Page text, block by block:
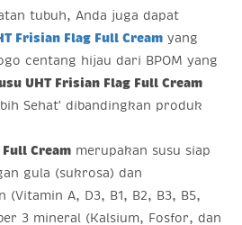
tubuh, Anda juga dapat
Frisian Flag Full Cream yang
centang hijau dari BPOM yang
UHT Frisian Flag Full Cream
Sehat' dibandingkan produk
Full Cream merupakan susu siap
gula (sukrosa) dan
(Vitamin A, D3, B1, B2, B3, B5,
3 mineral (Kalsium, Fosfor, dan